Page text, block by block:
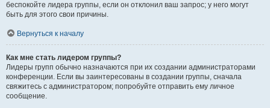
беспокойте лидера группы, если он отклонил ваш запрос; у него могут
быть для этого свои причины.
Вернуться к началу
Как мне стать лидером группы?
Лидеры групп обычно назначаются при их создании администраторами
конференции. Если вы заинтересованы в создании группы, сначала
свяжитесь с администратором; попробуйте отправить ему личное
сообщение.